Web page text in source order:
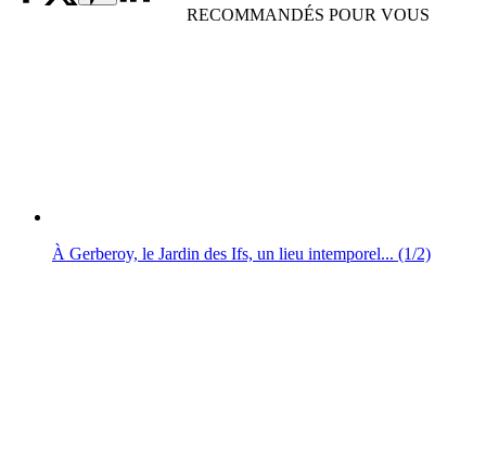
RECOMMANDÉS POUR VOUS
À Gerberoy, le Jardin des Ifs, un lieu intemporel... (1/2)